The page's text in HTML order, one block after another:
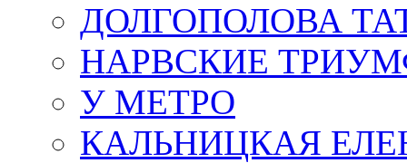
ДОЛГОПОЛОВА
НАРВСКИЕ
У МЕТРО
КАЛЬНИЦКАЯ